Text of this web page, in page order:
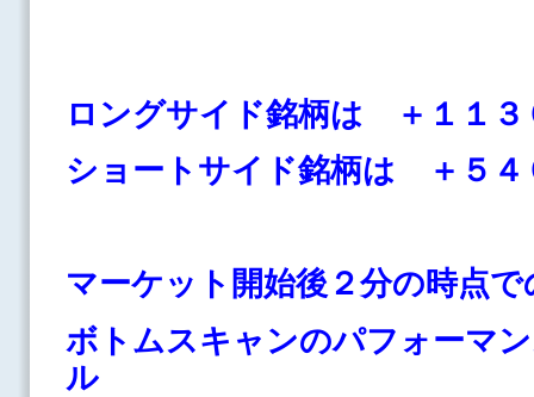
ロングサイド銘柄は ＋１１３
ショートサイド銘柄は ＋５４
マーケット開始後２分の時点で
ボトムスキャンのパフォーマ
ル